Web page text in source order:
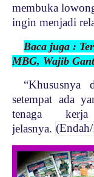
membuka
ingin menjadi
Baca juga :
MBG, Wajib
“Khususnya
setempat ada
tenaga
jelasnya. (Endah/